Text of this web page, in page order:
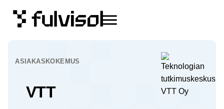
ASIAKASKOKEMUS
VTT